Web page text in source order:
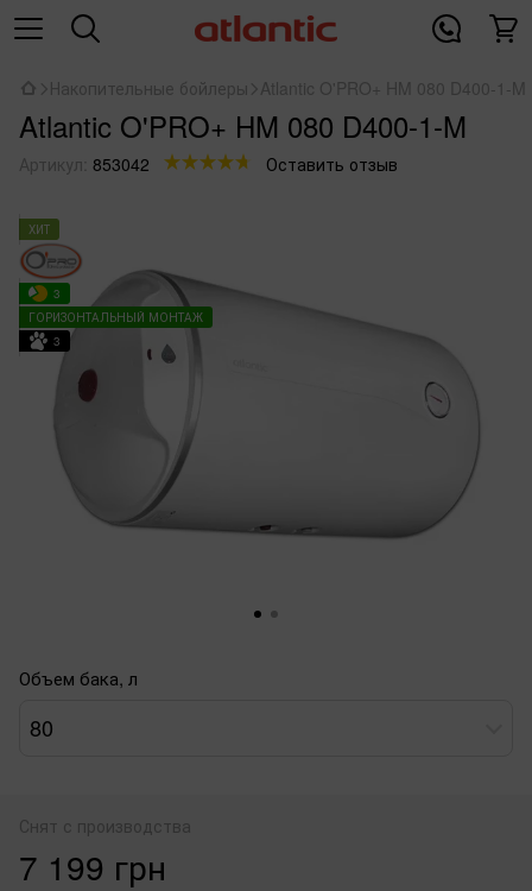
Накопительные бойлеры Atlantic O'PRO+ HM 080 D400-1-M
Atlantic O'PRO+ HM 080 D400-1-M
Артикул: 853042 Оставить отзыв
ХИТ
3
ГОРИЗОНТАЛЬНЫЙ МОНТАЖ
3
Объем бака, л
80
Снят с производства
7 199 грн